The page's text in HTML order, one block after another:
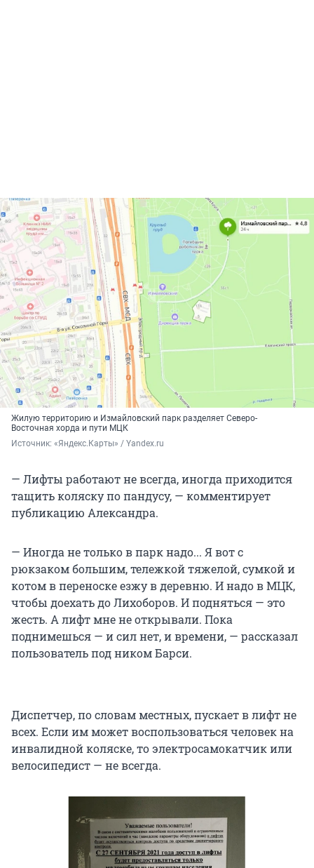
Жилую территорию и Измайловский парк разделяет Северо-
Восточная хорда и пути МЦК
Источник: «Яндекс.Карты» / Yandex.ru
— Лифты работают не всегда, иногда приходится
тащить коляску по пандусу, — комментирует
публикацию Александра.
— Иногда не только в парк надо... Я вот с
рюкзаком большим, тележкой тяжелой, сумкой и
котом в переноске езжу в деревню. И надо в МЦК,
чтобы доехать до Лихоборов. И подняться — это
жесть. А лифт мне не открывали. Пока
поднимешься — и сил нет, и времени, — рассказал
пользователь под ником Барси.
Диспетчер, по словам местных, пускает в лифт не
всех. Если им может воспользоваться человек на
инвалидной коляске, то электросамокатчик или
велосипедист — не всегда.